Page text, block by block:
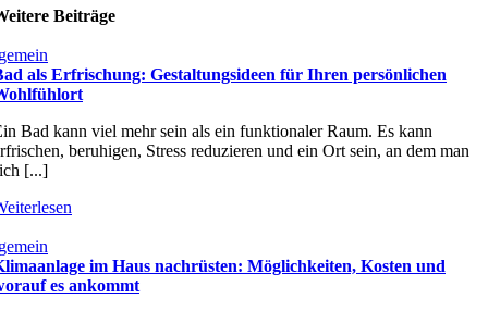
Beiträge
als Erfrischung: Gestaltungsideen für Ihren persönlichen
Bad kann viel mehr sein als ein funktionaler Raum. Es kann
beruhigen, Stress reduzieren und ein Ort sein, an dem man
[...]
im Haus nachrüsten: Möglichkeiten, Kosten und
es ankommt